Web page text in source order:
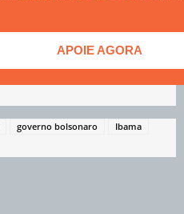
APOIE AGORA
governo bolsonaro
Ibama